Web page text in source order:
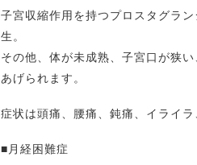
子宮収縮作用を持つプロスタグラ
生。
その他、体が未成熟、子宮口が狭
あげられます。
症状は頭痛、腰痛、鈍痛、イライ
■月経困難症